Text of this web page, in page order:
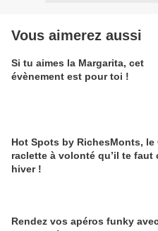
Vous aimerez aussi
Si tu aimes la Margarita, cet
évènement est pour toi !
Hot Spots by RichesMonts, le
raclette à volonté qu’il te faut
hiver !
Rendez vos apéros funky